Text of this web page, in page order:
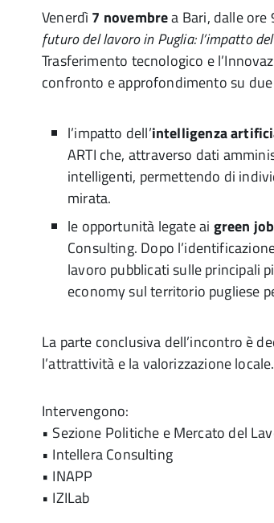
Venerdì7 novembrea Bari, dalle ore
futuro del lavoro in Puglia: l’impatto
Trasferimento tecnologico e
confronto e approfondimento su
l’impatto dell’intelligenza
ARTI che, attraverso dati
intelligenti, permettendo di
mirata.
le opportunità legate ai green
Consulting. Dopo
lavoro pubblicati sulle principali
economy sul territorio pugliese
La parte conclusiva dell’incontro è
l’attrattività e la valorizzazione locale.
Intervengono:
• Sezione Politiche e Mercato del
• Intellera Consulting
• INAPP
• IZILab